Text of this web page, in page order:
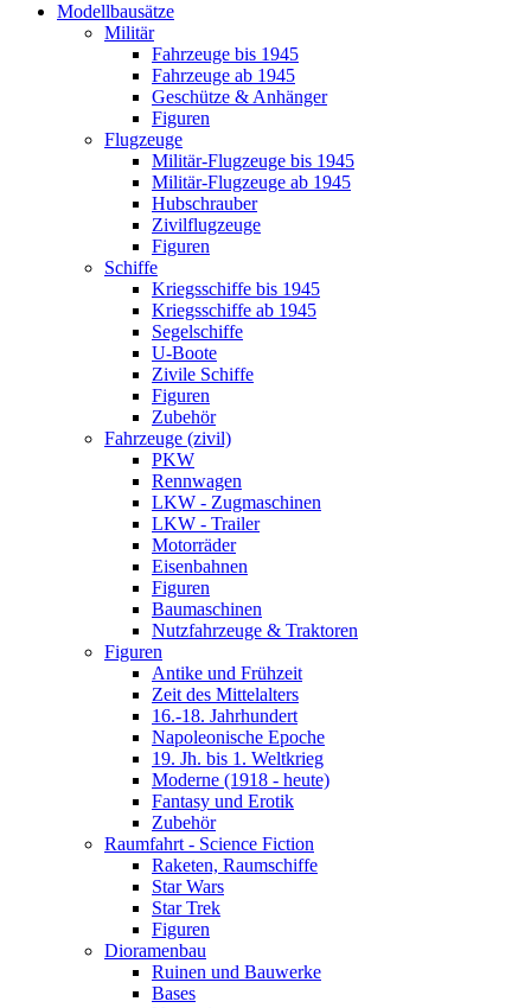
Modellbausätze
Militär
Fahrzeuge bis 1945
Fahrzeuge ab 1945
Geschütze & Anhänger
Figuren
Flugzeuge
Militär-Flugzeuge bis 1945
Militär-Flugzeuge ab 1945
Hubschrauber
Zivilflugzeuge
Figuren
Schiffe
Kriegsschiffe bis 1945
Kriegsschiffe ab 1945
Segelschiffe
U-Boote
Zivile Schiffe
Figuren
Zubehör
Fahrzeuge (zivil)
PKW
Rennwagen
LKW - Zugmaschinen
LKW - Trailer
Motorräder
Eisenbahnen
Figuren
Baumaschinen
Nutzfahrzeuge & Traktoren
Figuren
Antike und Frühzeit
Zeit des Mittelalters
16.-18. Jahrhundert
Napoleonische Epoche
19. Jh. bis 1. Weltkrieg
Moderne (1918 - heute)
Fantasy und Erotik
Zubehör
Raumfahrt - Science Fiction
Raketen, Raumschiffe
Star Wars
Star Trek
Figuren
Dioramenbau
Ruinen und Bauwerke
Bases